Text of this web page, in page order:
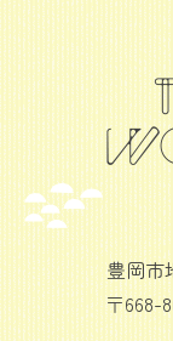
豊岡市
〒668-